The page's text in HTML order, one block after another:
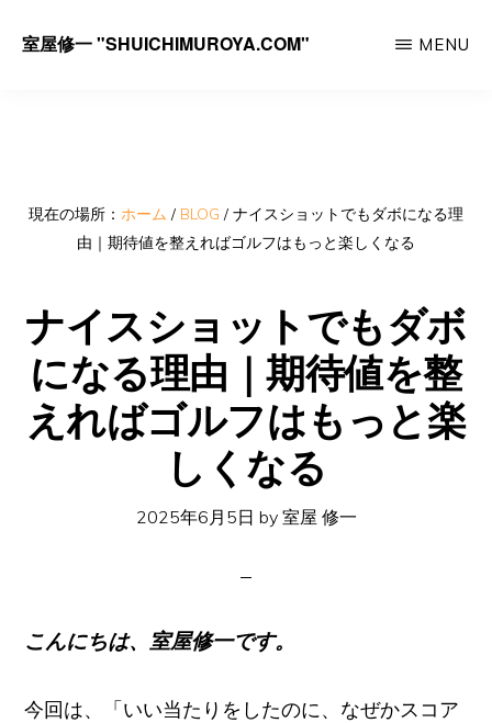
室屋修一 "SHUICHIMUROYA.COM"
ー
屋
修
一
の
MENU
現在の場所： ホーム / BLOG / ナイスショットでもダボになる理
由｜期待値を整えればゴルフはもっと楽しくなる
ナイスショットでもダボ
になる理由｜期待値を整
えればゴルフはもっと楽
しくなる
2025年6月5日 by 室屋 修一
こんにちは、室屋修一です。
今回は、「いい当たりをしたのに、なぜかスコア